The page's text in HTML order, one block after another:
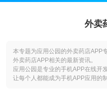
外卖
本专题为应用公园的外卖药店APP
外卖药店APP相关的最新资讯。
应用公园是专业的手机APP在线开
让每个人都能成为手机APP应用的